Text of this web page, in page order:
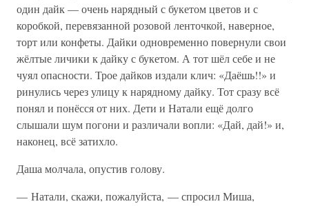
один дайк — очень нарядный с букетом цветов и с
коробкой, перевязанной розовой ленточкой, наверное,
торт или конфеты. Дайки одновременно повернули свои
жёлтые личики к дайку с букетом. А тот шёл себе и не
чуял опасности. Трое дайков издали клич: «Даёшь!!» и
ринулись через улицу к нарядному дайку. Тот сразу всё
понял и понёсся от них. Дети и Натали ещё долго
слышали шум погони и различали вопли: «Дай, дай!» и,
наконец, всё затихло.
Даша молчала, опустив голову.
— Натали, скажи, пожалуйста, — спросил Миша,